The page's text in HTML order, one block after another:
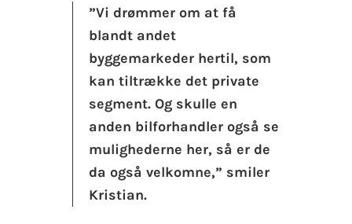
”Vi drømmer om at få
blandt andet
byggemarkeder hertil, som
kan tiltrække det private
segment. Og skulle en
anden bilforhandler også se
mulighederne her, så er de
da også velkomne,” smiler
Kristian.